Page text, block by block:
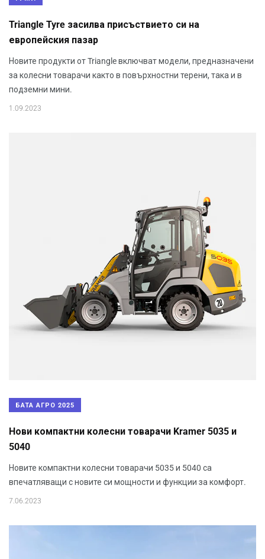
Triangle Tyre засилва присъствието си на
европейския пазар
Новите продукти от Triangle включват модели, предназначени
за колесни товарачи както в повърхностни терени, така и в
подземни мини.
1.09.2023
БАТА АГРО 2025
Нови компактни колесни товарачи Kramer 5035 и
5040
Новите компактни колесни товарачи 5035 и 5040 са
впечатляващи с новите си мощности и функции за комфорт.
7.06.2023